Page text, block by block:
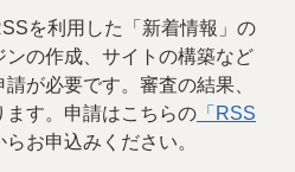
を利用した「新着情報」の
の作成、サイトの構築など
が必要です。審査の結果、
ます。申請はこちらの 「RSS
お申込みください。